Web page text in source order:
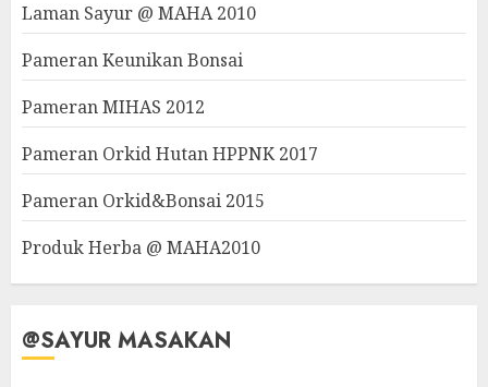
Laman Sayur @ MAHA 2010
Pameran Keunikan Bonsai
Pameran MIHAS 2012
Pameran Orkid Hutan HPPNK 2017
Pameran Orkid&Bonsai 2015
Produk Herba @ MAHA2010
@SAYUR MASAKAN